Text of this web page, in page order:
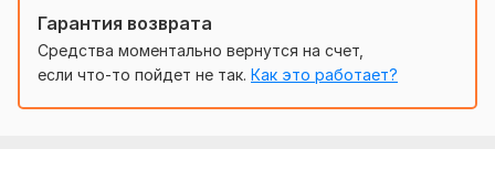
с Русского на Английский
Объем услуги в кворке: 700 знаков
Гарантия возврата
Средства моментально вернутся на счет,
если что-то пойдет не так. Как это работает?